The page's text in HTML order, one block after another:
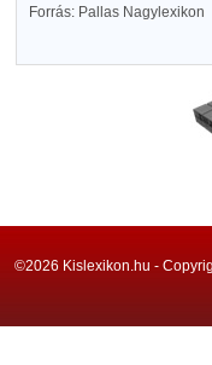
Forrás: Pallas Nagylexikon
©2026 Kislexikon.hu -